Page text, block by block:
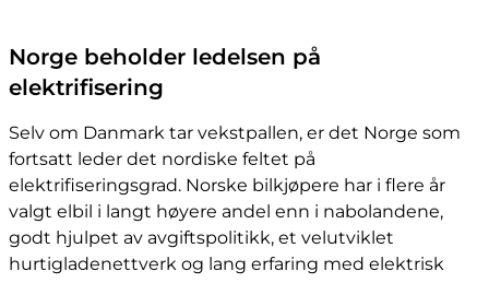
Norge beholder ledelsen på
elektrifisering
Selv om Danmark tar vekstpallen, er det Norge som
fortsatt leder det nordiske feltet på
elektrifiseringsgrad. Norske bilkjøpere har i flere år
valgt elbil i langt høyere andel enn i nabolandene,
godt hjulpet av avgiftspolitikk, et velutviklet
hurtigladenettverk og lang erfaring med elektrisk